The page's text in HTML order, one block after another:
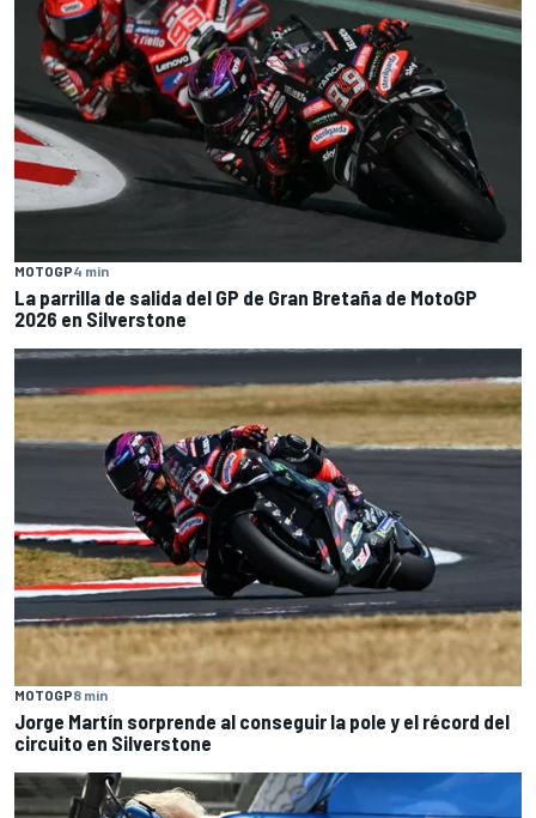
MOTOGP4 min
La parrilla de salida del GP de Gran Bretaña de MotoGP
2026 en Silverstone
MOTOGP8 min
Jorge Martín sorprende al conseguir la pole y el récord del
circuito en Silverstone